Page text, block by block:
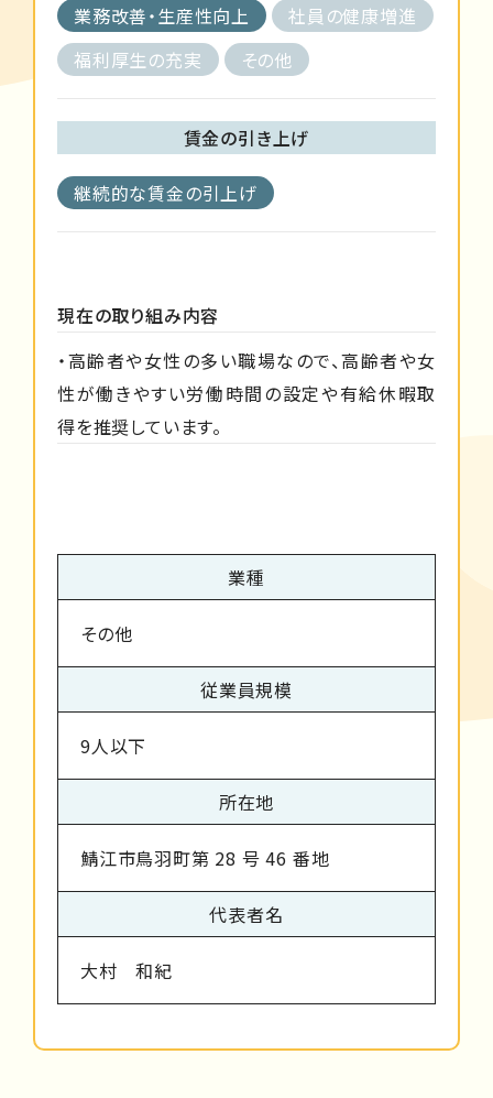
業務改善・生産性向上
社員の健康増進
福利厚生の充実
その他
賃金の引き上げ
継続的な賃金の引上げ
現在の取り組み内容
・高齢者や女性の多い職場なので、高齢者や女
性が働きやすい労働時間の設定や有給休暇取
得を推奨しています。
業種
その他
従業員規模
9人以下
所在地
鯖江市鳥羽町第 28 号 46 番地
代表者名
大村 和紀